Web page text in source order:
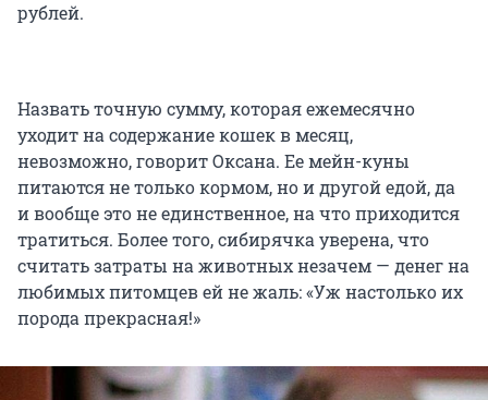
рублей.
Назвать точную сумму, которая ежемесячно
уходит на содержание кошек в месяц,
невозможно, говорит Оксана. Ее мейн-куны
питаются не только кормом, но и другой едой, да
и вообще это не единственное, на что приходится
тратиться. Более того, сибирячка уверена, что
считать затраты на животных незачем — денег на
любимых питомцев ей не жаль: «Уж настолько их
порода прекрасная!»